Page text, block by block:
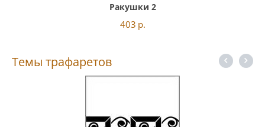
Ракушки 2
403 р.
Темы трафаретов